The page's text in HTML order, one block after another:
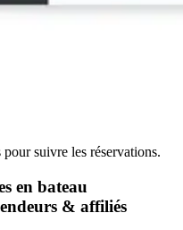
suivre les réservations.
en bateau
& affiliés